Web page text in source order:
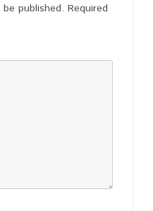
published. Required